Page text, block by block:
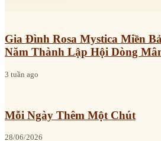
Gia Đình Rosa Mystica Miền
Năm Thành Lập Hội Dòng
3 tuần ago
Mỗi Ngày Thêm Một Chút
28/06/2026